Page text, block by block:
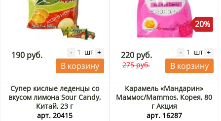
190 руб. - шт +
В корзину
20%
220 руб.
275 руб.
- шт +
В корзину
Супер кислые леденцы со
вкусом лимона Sour Candy,
Китай, 23 г
арт. 20415
Карамель «Мандарин»
Маммос/Mammos, Корея, 80
г Акция
арт. 16287